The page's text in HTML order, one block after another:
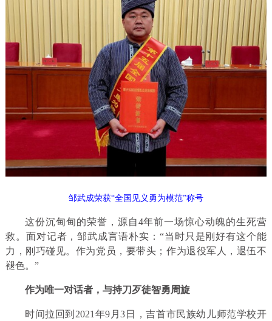
邹武成荣获“全国见义勇为模范”称号
这份沉甸甸的荣誉，源自4年前一场惊心动魄的生死营
救。面对记者，邹武成言语朴实：“当时只是刚好有这个能
力，刚巧碰见。作为党员，要带头；作为退役军人，退伍不
褪色。”
作为唯一对话者，与持刀歹徒智勇周旋
时间拉回到2021年9月3日，吉首市民族幼儿师范学校开